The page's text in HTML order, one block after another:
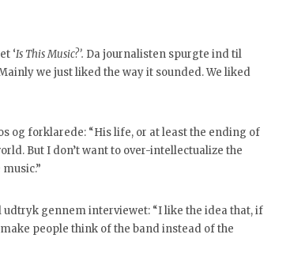
‘Is This Music?’. Da journalisten spurgte ind til
we just liked the way it sounded. We liked
og forklarede: “His life, or at least the ending of
But I don’t want to over-intellectualize the
gennem interviewet: “I like the idea that, if
people think of the band instead of the